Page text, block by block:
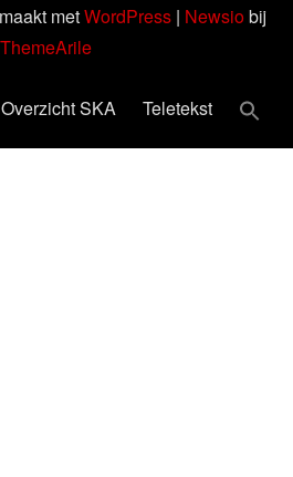
metWordPress | Newsiobij
ThemeArile
Overzicht SKA Teletekst